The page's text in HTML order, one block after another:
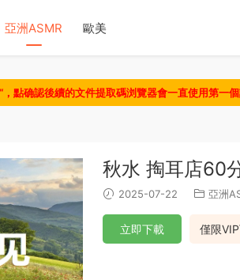
亞洲ASMR 歐美
點确認後續的文件提取碼浏覽器會一直使用第
秋水 掏耳店60
2025-07-22 亞洲
僅限
立即下載